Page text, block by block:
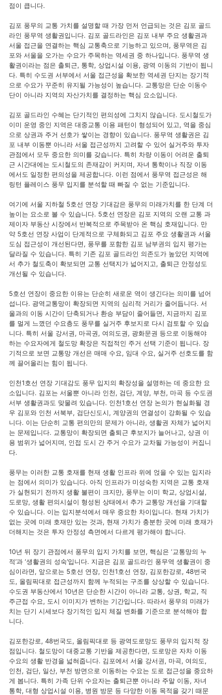
점이 큽니다.
김포 풍무의 교통 가치를 설명할 때 가장 먼저 언급되는 것은 김포 골드
라인 풍무역 생활권입니다. 김포 골드라인은 김포 내부 주요 생활권과
서울 접근을 연결하는 핵심 교통축으로 기능하고 있으며, 풍무역은 김
포와 서울을 오가는 수요가 주목하는 역세권 중 하나입니다. 풍무역 생
활권이라는 점은 출퇴근, 통학, 상업시설 이용, 광역 이동의 기반이 됩니
다. 특히 수도권 서부에서 서울 접근성을 확보한 역세권 단지는 장기적
으로 수요가 꾸준히 유지될 가능성이 높습니다. 교통망은 단순 이동수
단이 아니라 지역의 자산가치를 결정하는 핵심 요소입니다.
김포 골드라인 수혜는 단기적인 편의성에 그치지 않습니다. 도시철도가
이미 운영 중인 지역은 대중교통 이용 패턴이 형성되어 있고, 역을 중심
으로 상권과 주거 선호가 쌓이는 경향이 있습니다. 풍무역 생활권은 김
포 내부 이동뿐 아니라 서울 접근성까지 고려할 수 있어 실거주와 투자
관점에서 모두 중요한 의미를 갖습니다. 특히 차량 이동이 어려운 출퇴
근 시간대에는 도시철도의 존재감이 커지며, 자녀 통학이나 직장 이동
에서도 일정한 편의성을 제공합니다. 이런 점에서 풍무역 접근성은 해
링턴 플레이스 풍무 입지를 분석할 때 빠질 수 없는 기준입니다.
여기에 서울 지하철 5호선 연장 기대감은 풍무의 미래가치를 한 단계 더
높이는 요소로 볼 수 있습니다. 5호선 연장은 김포 지역의 오랜 교통 과
제이자 부동산 시장에서 반복적으로 주목받아 온 핵심 호재입니다. 만
약 5호선 연장 사업이 단계적으로 구체화되고 김포 주요 생활권과 서울
도심 접근성이 개선된다면, 풍무를 포함한 김포 남부권의 입지 평가는
달라질 수 있습니다. 특히 기존 김포 골드라인 의존도가 높았던 지역에
서 추가 철도축이 확보되면 교통 선택지가 넓어지고, 출퇴근 안정성도
개선될 수 있습니다.
5호선 연장이 중요한 이유는 단순히 새로운 역이 생긴다는 의미를 넘어
섭니다. 광역교통망이 확장되면 지역의 심리적 거리가 줄어듭니다. 서
울과의 이동 시간이 단축되거나 환승 부담이 줄어들면, 지금까지 김포
를 멀게 느꼈던 수요층도 풍무를 실거주 후보지로 다시 검토할 수 있습
니다. 특히 서울 강서권, 마곡권, 여의도권, 광화문권 등으로 이동해야
하는 수요자에게 철도망 확장은 직접적인 주거 선택 기준이 됩니다. 장
기적으로 보면 교통망 개선은 매매 수요, 임대 수요, 실거주 선호도를 함
께 끌어올리는 힘이 됩니다.
인천1호선 연장 기대감도 풍무 입지의 확장성을 설명하는 데 중요한 요
소입니다. 김포는 서울뿐 아니라 인천, 검단, 계양, 부천, 마곡 등 수도권
서부 생활권과도 맞물려 있습니다. 인천1호선 연장 논의가 현실화될 경
우 김포와 인천 서북부, 검단신도시, 계양권의 연결성이 강화될 수 있습
니다. 이는 단순히 교통 편의만의 문제가 아니라, 생활권 자체가 넓어지
는 문제입니다. 교통망이 확장되면 출퇴근 후보지가 늘어나고, 상권 이
용 범위가 넓어지며, 인접 도시 간 주거 수요가 교차될 가능성이 커집니
다.
풍무는 이러한 교통 호재를 현재 생활 인프라 위에 얹을 수 있는 입지라
는 점에서 의미가 있습니다. 아직 인프라가 미성숙한 지역은 교통 호재
가 실현되기 전까지 생활 불편이 크지만, 풍무는 이미 학교, 상업시설,
도로망, 생활 편의시설이 형성된 상태에서 추가 교통망 개선을 기대할
수 있습니다. 이는 입지분석에서 매우 중요한 차이입니다. 현재 가치가
없는 곳에 미래 호재만 있는 것과, 현재 가치가 충분한 곳에 미래 호재가
더해지는 것은 투자 안정성 측면에서 다르게 평가해야 합니다.
10년 뒤 장기 관점에서 풍무의 입지 가치를 보면, 핵심은 ‘교통망의 누
적’과 ‘생활권의 성숙’입니다. 지금은 김포 골드라인 풍무역 생활권이 중
심이라면, 앞으로는 5호선 연장, 인천1호선 연장, 김포한강로, 48번국
도, 올림픽대로 접근성까지 함께 누적되는 구조를 상상할 수 있습니다.
수도권 부동산에서 10년은 단순한 시간이 아니라 교통, 상권, 학교, 직
주근접 수요, 도시 이미지가 변하는 기간입니다. 따라서 풍무의 미래가
치는 단기 시세보다 장기적인 입지 체질 변화를 기준으로 분석해야 합
니다.
김포한강로, 48번국도, 올림픽대로 등 광역도로망도 풍무의 입지적 장
점입니다. 철도망이 대중교통 기반을 제공한다면, 도로망은 자차 이동
수요의 생활 반경을 넓혀줍니다. 김포에서 서울 강서권, 마곡, 여의도,
인천, 검단, 일산, 부천 방면으로 이동하는 수요는 도로 접근성을 중요하
게 봅니다. 특히 가족 단위 수요자는 출퇴근뿐 아니라 주말 이동, 자녀
통학, 대형 상업시설 이용, 병원 방문 등 다양한 이동 목적을 갖기 때문